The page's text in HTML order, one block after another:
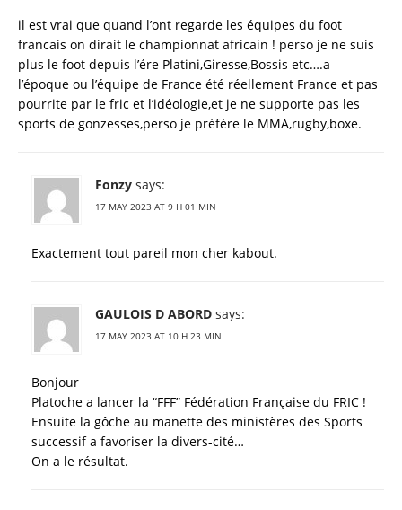
il est vrai que quand l’ont regarde les équipes du foot
francais on dirait le championnat africain ! perso je ne suis
plus le foot depuis l’ére Platini,Giresse,Bossis etc….a
l’époque ou l’équipe de France été réellement France et pas
pourrite par le fric et l’idéologie,et je ne supporte pas les
sports de gonzesses,perso je préfére le MMA,rugby,boxe.
Fonzy says:
17 MAY 2023 AT 9 H 01 MIN
Exactement tout pareil mon cher kabout.
GAULOIS D ABORD says:
17 MAY 2023 AT 10 H 23 MIN
Bonjour
Platoche a lancer la “FFF” Fédération Française du FRIC !
Ensuite la gôche au manette des ministères des Sports
successif a favoriser la divers-cité…
On a le résultat.